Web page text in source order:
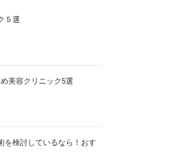
５選
美容クリニック5選
を検討しているなら！おす